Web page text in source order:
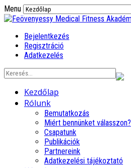
Menu
Bejelentkezés
Regisztráció
Adatkezelés
Kezdőlap
Rólunk
Bemutatkozás
Miért bennünket válasszon?
Csapatunk
Publikációk
Partnereink
Adatkezelési tájékoztató